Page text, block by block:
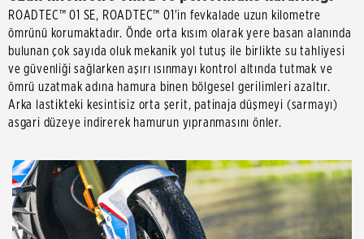
ROADTEC™ 01 SE, ROADTEC™ 01'in fevkalade uzun kilometre
ömrünü korumaktadır. Önde orta kısım olarak yere basan alanında
bulunan çok sayıda oluk mekanik yol tutuş ile birlikte su tahliyesi
ve güvenliği sağlarken aşırı ısınmayı kontrol altında tutmak ve
ömrü uzatmak adına hamura binen bölgesel gerilimleri azaltır.
Arka lastikteki kesintisiz orta şerit, patinaja düşmeyi (sarmayı)
asgari düzeye indirerek hamurun yıpranmasını önler.